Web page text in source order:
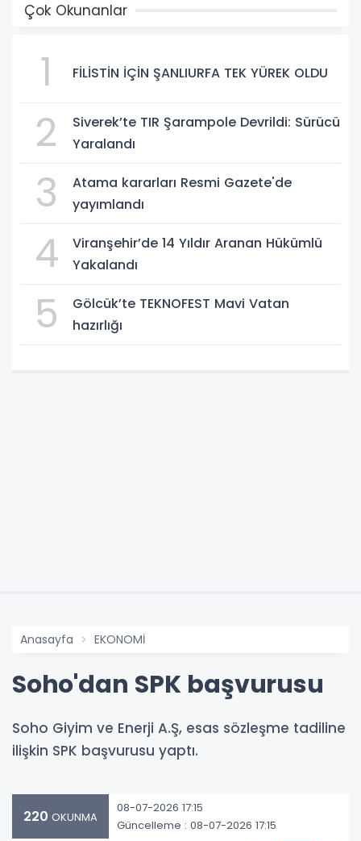
Çok Okunanlar
1 FİLİSTİN İÇİN ŞANLIURFA TEK YÜREK OLDU
2
Siverek’te TIR Şarampole Devrildi: Sürücü
Yaralandı
3
Atama kararları Resmi Gazete'de
yayımlandı
4
Viranşehir’de 14 Yıldır Aranan Hükümlü
Yakalandı
5
Gölcük’te TEKNOFEST Mavi Vatan
hazırlığı
Anasayfa EKONOMİ
Soho'dan SPK başvurusu
Soho Giyim ve Enerji A.Ş, esas sözleşme tadiline
ilişkin SPK başvurusu yaptı.
220 OKUNMA
08-07-2026 17:15
Güncelleme : 08-07-2026 17:15